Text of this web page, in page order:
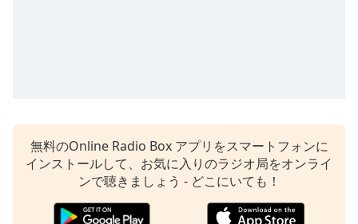
無料のOnline Radio Box アプリをスマートフォンに
インストールして、お気に入りのラジオ局をオンライ
ンで聴きましょう - どこにいても！